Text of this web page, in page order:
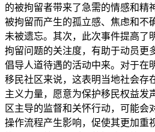
的被拘留者带来了急需的情感和精
被拘留而产生的孤立感、焦虑和不
未被遗忘。其次，此次事件提高了
拘留问题的关注度，有助于动员更
倡导人道待遇的活动中来。对于在
移民社区来说，这表明当地社会存
主义力量，愿意为保护移民权益发
区主导的监督和关怀行动，可能会
操作流程产生影响，促使其更加重